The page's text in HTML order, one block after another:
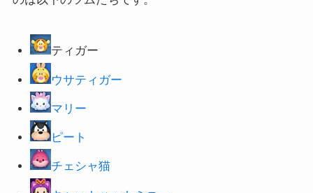
ティガー
ウサティガー
マリー
ピート
チェシャ猫